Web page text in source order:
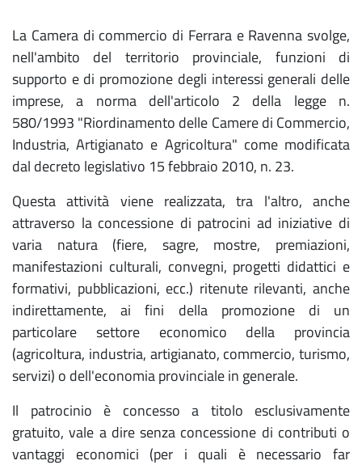
La Camera di commercio di Ferrara e Ravenna svolge,
nell'ambito del territorio provinciale, funzioni di
supporto e di promozione degli interessi generali delle
imprese, a norma dell'articolo 2 della legge n.
580/1993 "Riordinamento delle Camere di Commercio,
Industria, Artigianato e Agricoltura" come modificata
dal decreto legislativo 15 febbraio 2010, n. 23.
Questa attività viene realizzata, tra l'altro, anche
attraverso la concessione di patrocini ad iniziative di
varia natura (fiere, sagre, mostre, premiazioni,
manifestazioni culturali, convegni, progetti didattici e
formativi, pubblicazioni, ecc.) ritenute rilevanti, anche
indirettamente, ai fini della promozione di un
particolare settore economico della provincia
(agricoltura, industria, artigianato, commercio, turismo,
servizi) o dell'economia provinciale in generale.
Il patrocinio è concesso a titolo esclusivamente
gratuito, vale a dire senza concessione di contributi o
vantaggi economici (per i quali è necessario far